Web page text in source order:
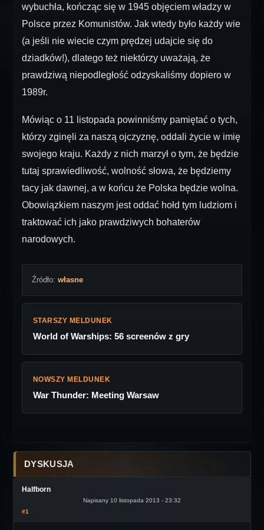
wybuchła, kończąc się w 1945 objęciem władzy w
Polsce przez Komunistów. Jak wtedy było każdy wie
(a jeśli nie wiecie czym prędzej udajcie się do
dziadków!), dlatego też niektórzy uważają, że
prawdziwą niepodległość odzyskaliśmy dopiero w
1989r.
Mówiąc o 11 listopada powinniśmy pamiętać o tych,
którzy zginęli za naszą ojczyznę, oddali życie w imię
swojego kraju. Każdy z nich marzył o tym, że będzie
tutaj sprawiedliwość, wolność słowa, że będziemy
tacy jak dawnej, a w końcu że Polska będzie wolna.
Obowiązkiem naszym jest oddać hołd tym ludziom i
traktować ich jako prawdziwych bohaterów
narodowych.
Źródło: własne
STARSZY MELDUNEK
World of Warships: 56 screenów z gry
NOWSZY MELDUNEK
War Thunder: Meeting Warsaw
DYSKUSJA
Halfborn
Napisany 10 listopada 2013 - 23:32
#1